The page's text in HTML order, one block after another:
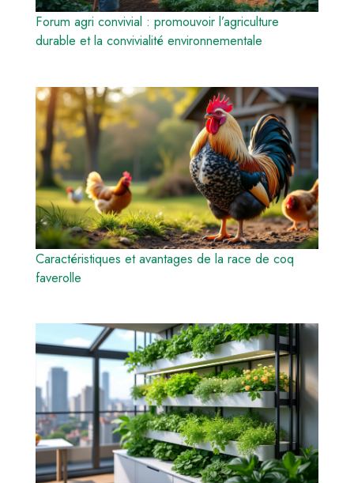
Forum agri convivial : promouvoir l’agriculture
durable et la convivialité environnementale
Caractéristiques et avantages de la race de coq
faverolle